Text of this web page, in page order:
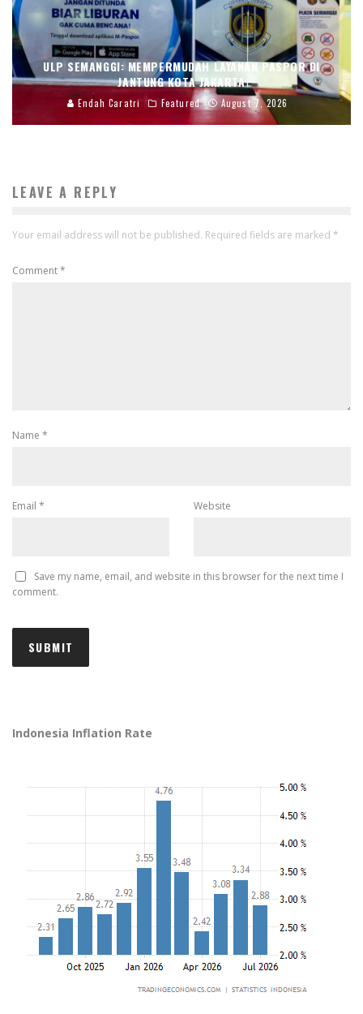
ULP SEMANGGI: MEMPERMUDAH LAYANAN PASPOR DI
JANTUNG KOTA JAKARTA
Endah Caratri Featured August 7, 2026
LEAVE A REPLY
Your email address will not be published. Required fields are marked *
Comment*
Name *
Email * Website
Save my name, email, and website in this browser for the next time I
comment.
Indonesia Inflation Rate